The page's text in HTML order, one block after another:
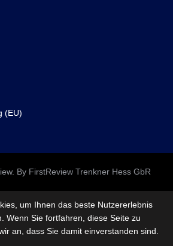
(EU)
By FirstReview Trenkner Hess GbR
um Ihnen das beste Nutzererlebnis
Wenn Sie fortfahren, diese Seite zu
an, dass Sie damit einverstanden sind.